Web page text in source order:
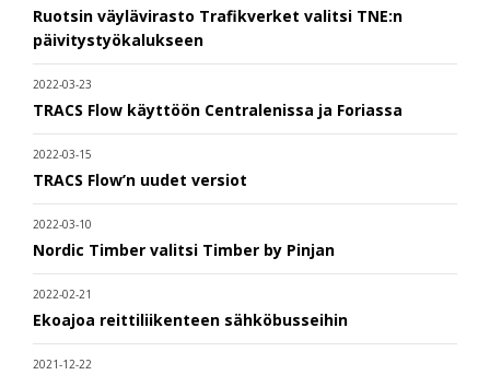
Ruotsin väylävirasto Trafikverket valitsi TNE:n
päivitystyökalukseen
2022-03-23
TRACS Flow käyttöön Centralenissa ja Foriassa
2022-03-15
TRACS Flow’n uudet versiot
2022-03-10
Nordic Timber valitsi Timber by Pinjan
2022-02-21
Ekoajoa reittiliikenteen sähköbusseihin
2021-12-22